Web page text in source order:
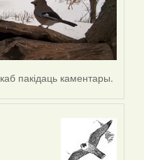
каб пакідаць каментары.